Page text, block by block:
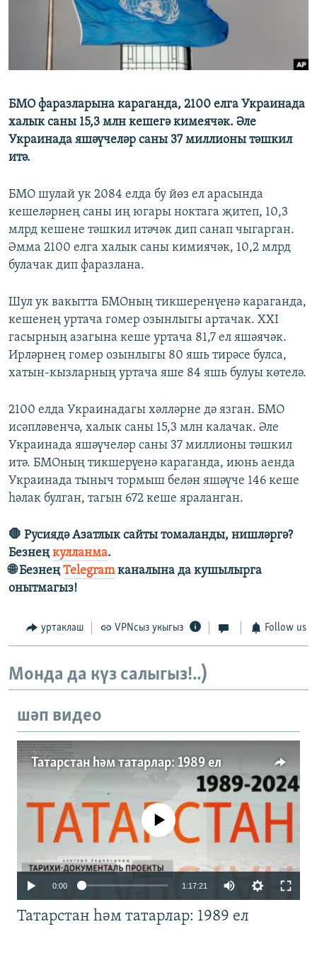
ДИНИ ТОРМЫШ
ПӘРӘВЕЗ
ФӘН-ФӘСМӘТӘН
ӘЙДӘ ONLINE
IDEL.РЕАЛИИ
БАШКА ТЕЛЛӘРДӘ
БМО фаразларына караганда, 2100 елга Украинада
халык саны 15,3 млн кешегә кимеячәк. Әле
Украинада яшәүчеләр саны 37 миллионы тәшкил
итә.
БМО шулай ук 2084 елда бу йөз ел арасында
кешеләрнең саны иң югары ноктага җитеп, 10,3
млрд кешене тәшкил итәчәк дип санап чыгарган.
Әмма 2100 елга халык саны кимиячәк, 10,2 млрд
булачак дип фаразлана.
Шул ук вакытта БМОның тикшеренүенә караганда,
кешенең уртача гомер озынлыгы артачак. XXI
гасырның азагына кеше уртача 81,7 ел яшәячәк.
Ирләрнең гомер озынлыгы 80 яшь тирәсе булса,
хатын-кызларның уртача яше 84 яшь булуы көтелә.
2100 елда Украинадагы хәлләрне дә язган. БМО
исәпләвенчә, халык саны 15,3 млн калачак. Әле
Украинада яшәүчеләр саны 37 миллионы тәшкил
итә. БМОның тикшерүенә караганда, июнь аенда
Украинада тыныч тормыш белән яшәүче 146 кеше
һәлак булган, тагын 672 кеше яраланган.
🛑 Русиядә Азатлык сайты томаланды, нишләргә?
Безнеңкулланма.
🌐 БезнеңTelegramканалына да кушылырга
онытмагыз!
уртаклаш VPNсыз укыгыз Follow us
Монда да күз салыгыз!..)
шәп видео
Татарстан һәм татарлар: 1989 ел
No media source currently available
0:00 1:17:21
Татарстан һәм татарлар: 1989 ел